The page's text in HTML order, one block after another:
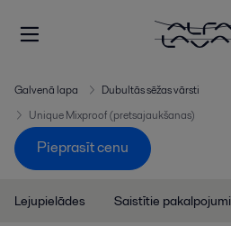
Galvenā lapa
Dubultās sēžas vārsti
Unique Mixproof (pretsajaukšanas)
Pieprasīt cenu
Lejupielādes Saistītie pakalpojumi